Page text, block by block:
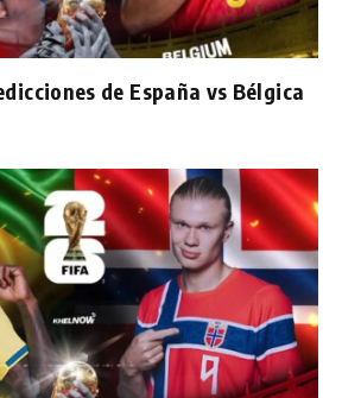
de España vs Bélgica